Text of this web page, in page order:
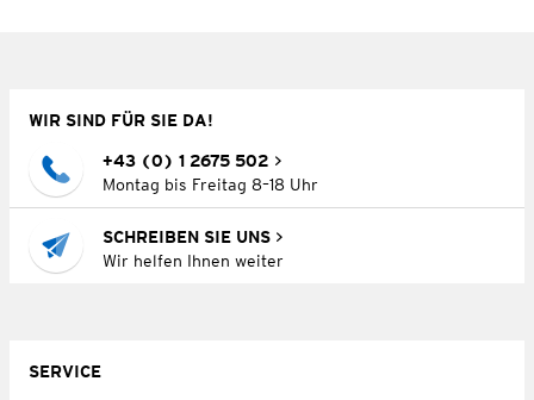
WIR SIND FÜR SIE DA!
+43 (0) 1 2675 502
Montag bis Freitag 8–18 Uhr
SCHREIBEN SIE UNS
Wir helfen Ihnen weiter
SERVICE